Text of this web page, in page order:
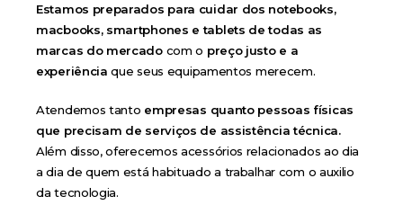
Estamos preparados para cuidar dos notebooks,
macbooks, smartphones e tablets de todas as
marcas do mercado com o preço justo e a
experiênciaque seus equipamentos merecem.
Atendemos tanto empresas quanto pessoas físicas
que precisam de serviços de assistência técnica.
Além disso, oferecemos acessórios relacionados ao dia
a dia de quem está habituado a trabalhar com o auxilio
da tecnologia.